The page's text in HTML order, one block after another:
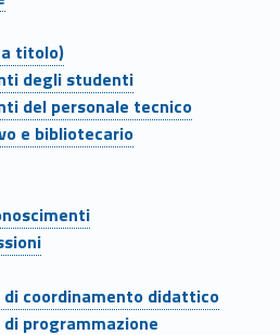
titolo)
degli studenti
del personale tecnico
e bibliotecario
di coordinamento didattico
di programmazione